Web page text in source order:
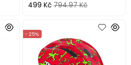
499 Kč 794.97 Kč
- 25%